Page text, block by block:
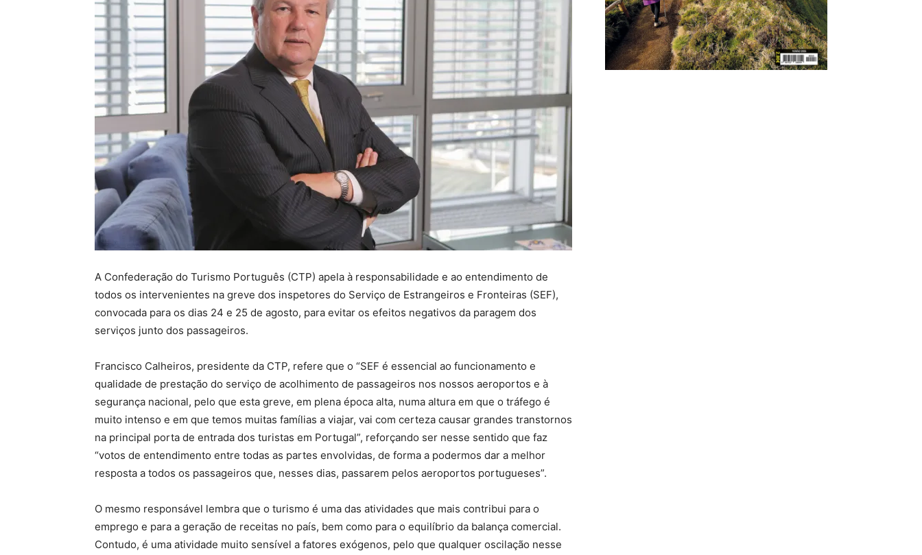
A Confederação do Turismo Português (CTP) apela à responsabilidade e ao entendimento de
todos os intervenientes na greve dos inspetores do Serviço de Estrangeiros e Fronteiras (SEF),
convocada para os dias 24 e 25 de agosto, para evitar os efeitos negativos da paragem dos
serviços junto dos passageiros.
Francisco Calheiros, presidente da CTP, refere que o “SEF é essencial ao funcionamento e
qualidade de prestação do serviço de acolhimento de passageiros nos nossos aeroportos e à
segurança nacional, pelo que esta greve, em plena época alta, numa altura em que o tráfego é
muito intenso e em que temos muitas famílias a viajar, vai com certeza causar grandes transtornos
na principal porta de entrada dos turistas em Portugal”, reforçando ser nesse sentido que faz
“votos de entendimento entre todas as partes envolvidas, de forma a podermos dar a melhor
resposta a todos os passageiros que, nesses dias, passarem pelos aeroportos portugueses”.
O mesmo responsável lembra que o turismo é uma das atividades que mais contribui para o
emprego e para a geração de receitas no país, bem como para o equilíbrio da balança comercial.
Contudo, é uma atividade muito sensível a fatores exógenos, pelo que qualquer oscilação nesse